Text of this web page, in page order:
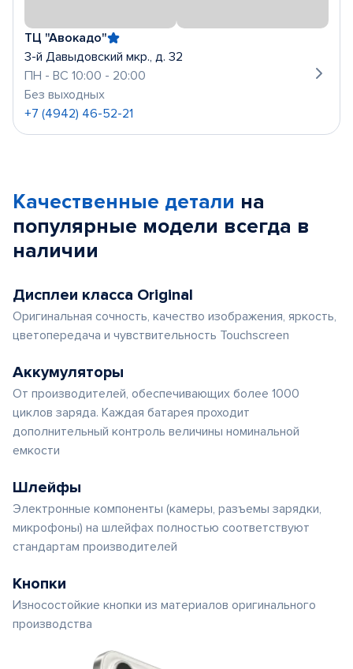
ТЦ "Авокадо"
3-й Давыдовский мкр., д. 32
ПН - ВС 10:00 - 20:00
Без выходных
+7 (4942) 46-52-21
Качественные детали на
популярные модели всегда в
наличии
Дисплеи класса Original
Оригинальная сочность, качество изображения, яркость,
цветопередача и чувствительность Touchscreen
Аккумуляторы
От производителей, обеспечивающих более 1000
циклов заряда. Каждая батарея проходит
дополнительный контроль величины номинальной
емкости
Шлейфы
Электронные компоненты (камеры, разъемы зарядки,
микрофоны) на шлейфах полностью соответствуют
стандартам производителей
Кнопки
Износостойкие кнопки из материалов оригинального
производства